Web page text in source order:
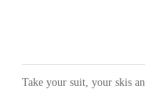
Take your suit, your skis